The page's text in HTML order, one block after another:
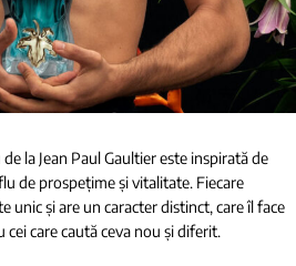
la Jean Paul Gaultier este inspirată de
de prospețime și vitalitate. Fiecare
unic și are un caracter distinct, care îl face
care caută ceva nou și diferit.